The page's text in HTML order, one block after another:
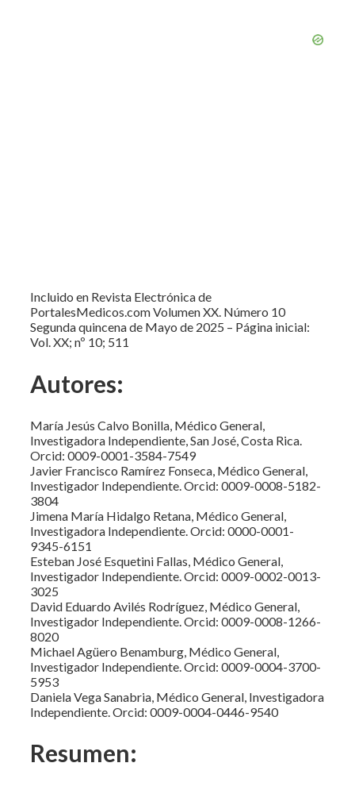
Incluido en Revista Electrónica de
PortalesMedicos.com Volumen XX. Número 10
Segunda quincena de Mayo de 2025 – Página inicial:
Vol. XX; nº 10; 511
Autores:
María Jesús Calvo Bonilla, Médico General,
Investigadora Independiente, San José, Costa Rica.
Orcid: 0009-0001-3584-7549
Javier Francisco Ramírez Fonseca, Médico General,
Investigador Independiente. Orcid: 0009-0008-5182-
3804
Jimena María Hidalgo Retana, Médico General,
Investigadora Independiente. Orcid: 0000-0001-
9345-6151
Esteban José Esquetini Fallas, Médico General,
Investigador Independiente. Orcid: 0009-0002-0013-
3025
David Eduardo Avilés Rodríguez, Médico General,
Investigador Independiente. Orcid: 0009-0008-1266-
8020
Michael Agüero Benamburg, Médico General,
Investigador Independiente. Orcid: 0009-0004-3700-
5953
Daniela Vega Sanabria, Médico General, Investigadora
Independiente. Orcid: 0009-0004-0446-9540
Resumen: